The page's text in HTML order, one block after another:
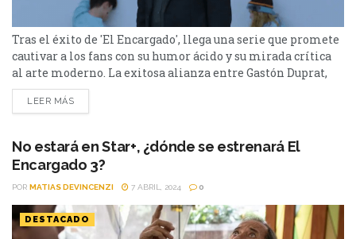
Tras el éxito de 'El Encargado', llega una serie que promete
cautivar a los fans con su humor ácido y su mirada crítica
al arte moderno. La exitosa alianza entre Gastón Duprat,
Mariano Cohn y Star+ continúa cosechando éxitos con el
lanzamiento de su nueva serie, "Bellas Artes". Tras el
prepara...
LEER MÁS
No estará en Star+, ¿dónde se estrenará El
Encargado 3?
POR MATIAS DEVINCENZI 7 ABRIL, 2024 0
DESTACADO